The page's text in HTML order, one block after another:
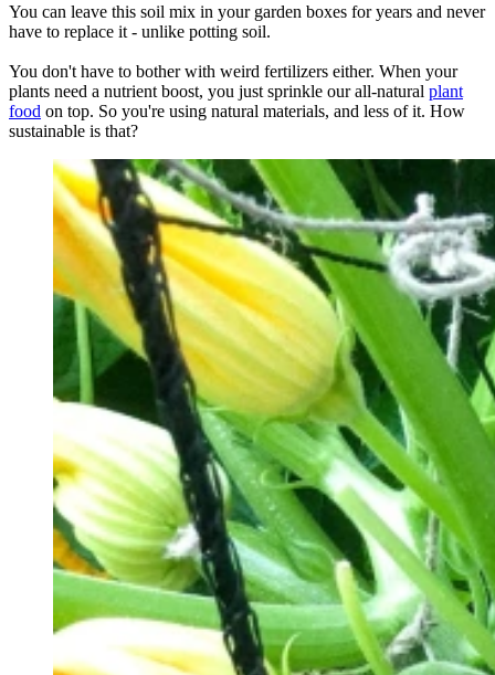
You can leave this soil mix in your garden boxes for years and never
have to replace it - unlike potting soil.
You don't have to bother with weird fertilizers either. When your
plants need a nutrient boost, you just sprinkle our all-natural plant
food on top. So you're using natural materials, and less of it. How
sustainable is that?